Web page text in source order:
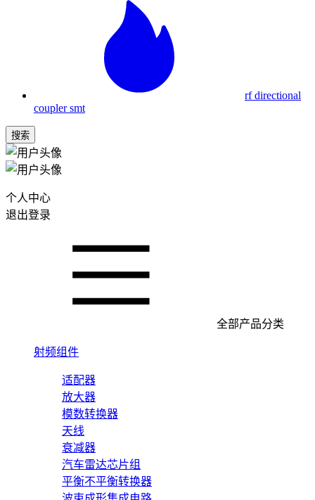
rf directional
coupler smt
搜索
个人中心
退出登录
全部产品分类
射频组件
适配器
放大器
模数转换器
天线
衰减器
汽车雷达芯片组
平衡不平衡转换器